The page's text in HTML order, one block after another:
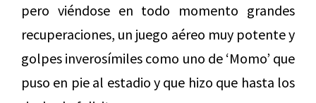
pero viéndose en todo momento grandes
recuperaciones, un juego aéreo muy potente y
golpes inverosímiles como uno de ‘Momo’ que
puso en pie al estadio y que hizo que hasta los